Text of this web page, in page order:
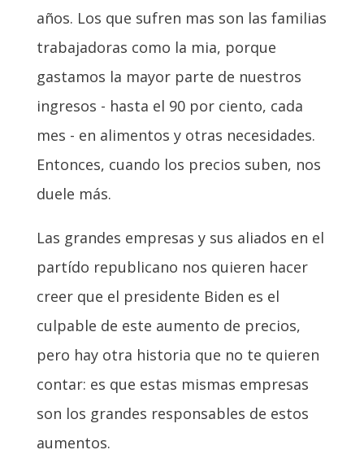
años. Los que sufren mas son las familias
trabajadoras como la mia, porque
gastamos la mayor parte de nuestros
ingresos - hasta el 90 por ciento, cada
mes - en alimentos y otras necesidades.
Entonces, cuando los precios suben, nos
duele más.
Las grandes empresas y sus aliados en el
partído republicano nos quieren hacer
creer que el presidente Biden es el
culpable de este aumento de precios,
pero hay otra historia que no te quieren
contar: es que estas mismas empresas
son los grandes responsables de estos
aumentos.